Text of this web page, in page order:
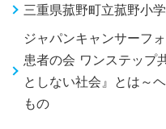
三重県菰野町立菰野小
ジャパンキャンサーフ
患者の会 ワンステップ
としない社会』とは～
もの